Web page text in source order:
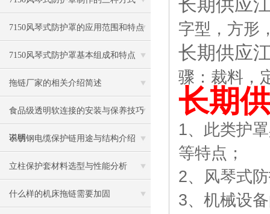
7150风琴式防护罩的应用范围和特点
7150风琴式防护罩基本组成和特点
拖链厂家的相关介绍简述
食品级透明软连接的安装与保养技巧
说明
不锈钢电缆保护链用途与结构介绍
立柱保护套材料选型与性能分析
什么样的机床拖链需要加固
长期供应
字型，方形
长期供应
骤：裁料，
长期
1、此类护
等特点；
2、风琴式
3、机械设